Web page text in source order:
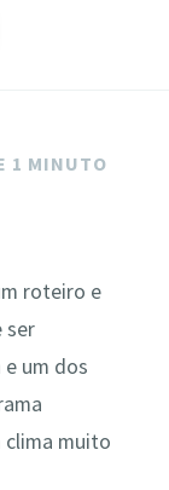
1 MINUTO
roteiro e
ser
um dos
clima muito